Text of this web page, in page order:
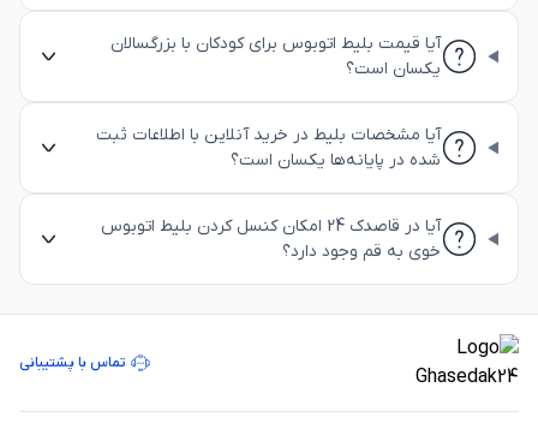
آیا قیمت بلیط اتوبوس برای کودکان با بزرگسالان
یکسان است؟
آیا مشخصات بلیط در خرید آنلاین با اطلاعات ثبت
شده در پایانه‌ها یکسان است؟
آیا در قاصدک 24 امکان کنسل کردن بلیط اتوبوس
خوی به قم وجود دارد؟
تماس با پشتیبانی